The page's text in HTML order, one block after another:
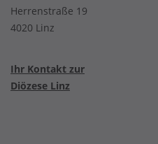
Herrenstraße 19
4020 Linz
Ihr Kontakt zur
Diözese Linz